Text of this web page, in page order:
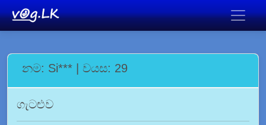
නම: Si*** | වයස: 29
ගැටළුව